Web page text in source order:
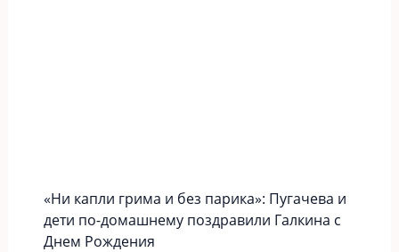
«Ни капли грима и без парика»: Пугачева и
дети по-домашнему поздравили Галкина с
Днем Рождения